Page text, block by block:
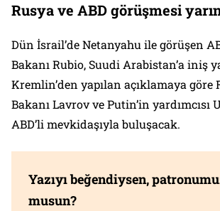
Rusya ve ABD görüşmesi
Dün İsrail’de Netanyahu ile görüşen
Bakanı Rubio, Suudi Arabistan’a iniş
Kremlin’den yapılan açıklamaya göre
Bakanı Lavrov ve Putin’in yardımcısı
ABD’li mevkidaşıyla buluşacak.
Yazıyı beğendiysen,
musun?